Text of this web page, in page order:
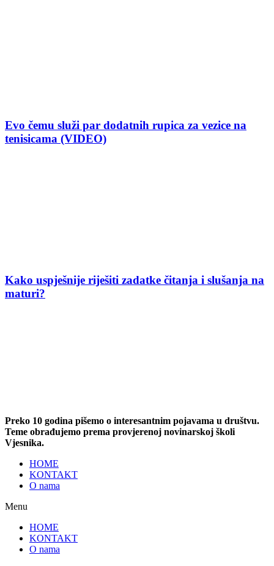
Evo čemu služi par dodatnih rupica za vezice na
tenisicama (VIDEO)
Kako uspješnije riješiti zadatke čitanja i slušanja na
maturi?
Preko 10 godina pišemo o interesantnim pojavama u društvu.
Teme obrađujemo prema provjerenoj novinarskoj školi
Vjesnika.
HOME
KONTAKT
O nama
Menu
HOME
KONTAKT
O nama